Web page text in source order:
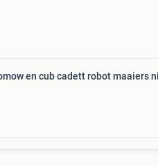
en cub cadett robot maaiers